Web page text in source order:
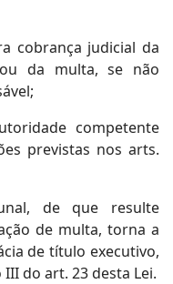
cobrança judicial da
da multa, se não
competente
previstas nos arts.
de que resulte
de multa, torna a
de título executivo,
do art. 23 desta Lei.